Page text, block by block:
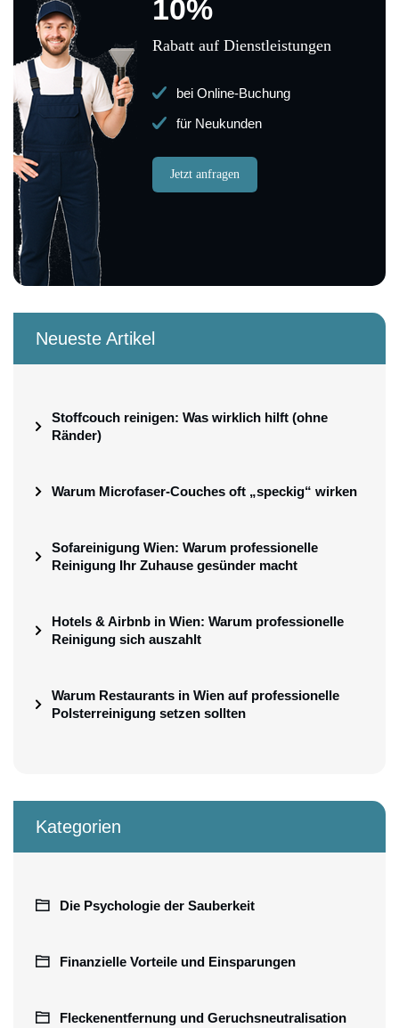
10%
Rabatt auf Dienstleistungen
bei Online-Buchung
für Neukunden
Jetzt anfragen
Neueste Artikel
Stoffcouch reinigen: Was wirklich hilft (ohne
Ränder)
Warum Microfaser-Couches oft „speckig“ wirken
Sofareinigung Wien: Warum professionelle
Reinigung Ihr Zuhause gesünder macht
Hotels & Airbnb in Wien: Warum professionelle
Reinigung sich auszahlt
Warum Restaurants in Wien auf professionelle
Polsterreinigung setzen sollten
Kategorien
Die Psychologie der Sauberkeit
Finanzielle Vorteile und Einsparungen
Fleckenentfernung und Geruchsneutralisation